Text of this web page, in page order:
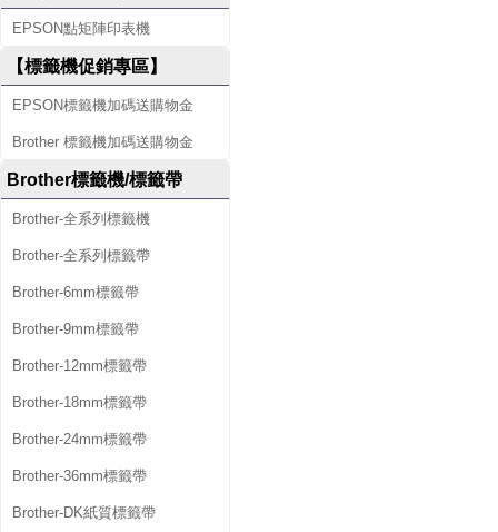
EPSON點矩陣印表機
【標籤機促銷專區】
EPSON標籤機加碼送購物金
Brother 標籤機加碼送購物金
Brother標籤機/標籤帶
Brother-全系列標籤機
Brother-全系列標籤帶
Brother-6mm標籤帶
Brother-9mm標籤帶
Brother-12mm標籤帶
Brother-18mm標籤帶
Brother-24mm標籤帶
Brother-36mm標籤帶
Brother-DK紙質標籤帶